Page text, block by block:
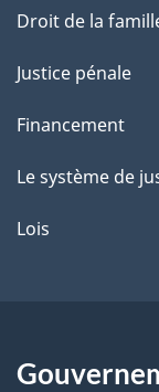
Droit de la
Justice pénale
Financement
Le système de
Lois